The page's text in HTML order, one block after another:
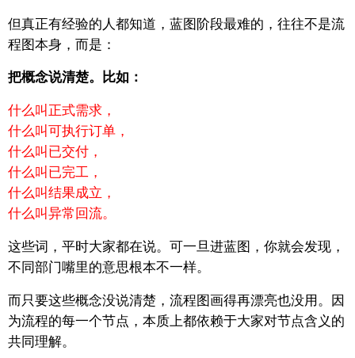
但真正有经验的人都知道， 蓝图阶段最难的，往往不是流
程图本身， 而是：
把概念说清楚。比如：
什么叫正式需求，
什么叫可执行订单，
什么叫已交付，
什么叫已完工，
什么叫结果成立，
什么叫异常回流。
这些词，平时大家都在说。 可一旦进蓝图，你就会发现，
不同部门嘴里的意思根本不一样。
而只要这些概念没说清楚，流程图画得再漂亮也没用。 因
为流程的每一个节点，本质上都依赖于大家对节点含义的
共同理解。